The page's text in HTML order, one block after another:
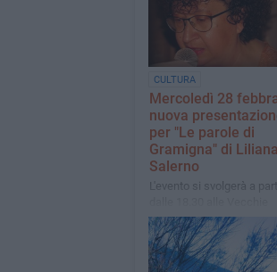
CULTURA
Mercoledì 28
nuova
per "Le parole di
Gramigna" di Liliana
Salerno
L'evento si svolgerà a
Segherie Mastrototaro